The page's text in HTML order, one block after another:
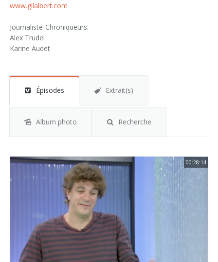
www.gilalbert.com
Journaliste-Chroniqueurs:
Alex Trudel
Karine Audet
Épisodes Extrait(s)
Album photo Recherche
00:28:14